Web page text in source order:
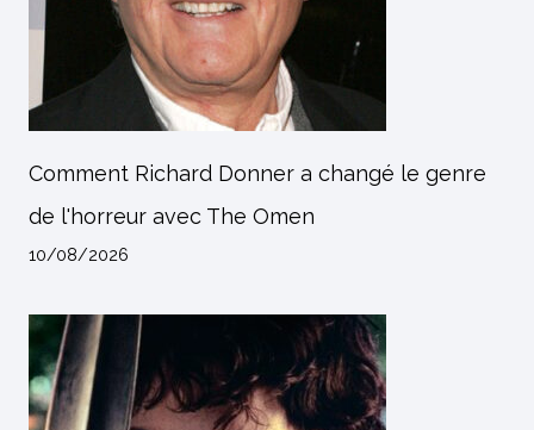
Comment Richard Donner a changé le genre
de l'horreur avec The Omen
10/08/2026